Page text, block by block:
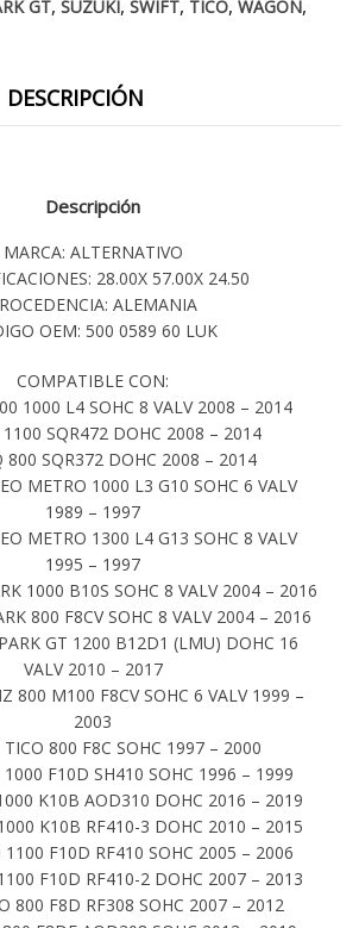
GT, SUZUKI, SWIFT, TICO, WAGON,
DESCRIPCIÓN
Descripción
MARCA: ALTERNATIVO
28.00X 57.00X 24.50
ALEMANIA
OEM: 500 0589 60 LUK
COMPATIBLE CON:
1000 L4 SOHC 8 VALV 2008 – 2014
1100 SQR472 DOHC 2008 – 2014
800 SQR372 DOHC 2008 – 2014
METRO 1000 L3 G10 SOHC 6 VALV
1989 – 1997
METRO 1300 L4 G13 SOHC 8 VALV
1995 – 1997
1000 B10S SOHC 8 VALV 2004 – 2016
800 F8CV SOHC 8 VALV 2004 – 2016
GT 1200 B12D1 (LMU) DOHC 16
VALV 2010 – 2017
800 M100 F8CV SOHC 6 VALV 1999 –
2003
TICO 800 F8C SOHC 1997 – 2000
F10D SH410 SOHC 1996 – 1999
K10B AOD310 DOHC 2016 – 2019
K10B RF410-3 DOHC 2010 – 2015
1100 F10D RF410 SOHC 2005 – 2006
F10D RF410-2 DOHC 2007 – 2013
800 F8D RF308 SOHC 2007 – 2012